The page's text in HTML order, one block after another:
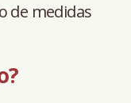
de medidas